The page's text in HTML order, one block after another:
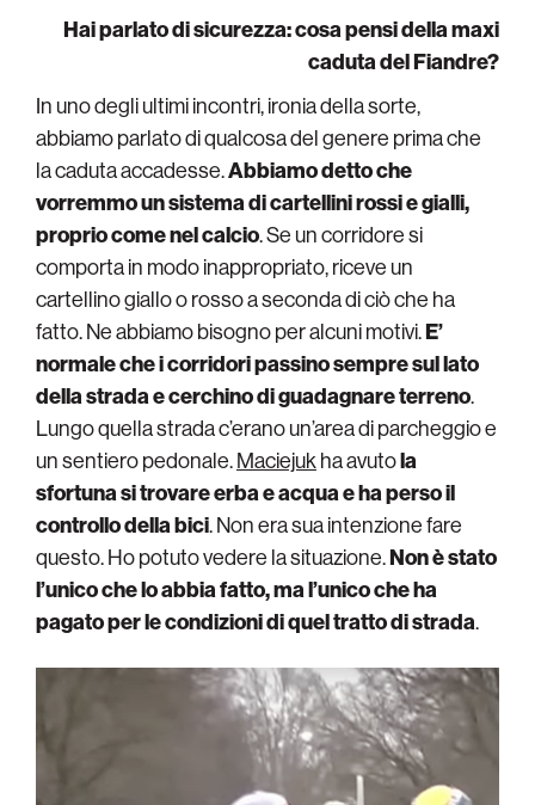
Hai parlato di sicurezza: cosa pensi della maxi
caduta del Fiandre?
In uno degli ultimi incontri, ironia della sorte,
abbiamo parlato di qualcosa del genere prima che
la caduta accadesse.Abbiamo detto che
vorremmo un sistema di cartellini rossi e gialli,
proprio come nel calcio. Se un corridore si
comporta in modo inappropriato, riceve un
cartellino giallo o rosso a seconda di ciò che ha
fatto. Ne abbiamo bisogno per alcuni motivi.E’
normale che i corridori passino sempre sul lato
della strada e cerchino di guadagnare terreno.
Lungo quella strada c’erano un’area di parcheggio e
un sentiero pedonale.Maciejukha avutola
sfortuna si trovare erba e acqua e ha perso il
controllo della bici. Non era sua intenzione fare
questo. Ho potuto vedere la situazione.Non è stato
l’unico che lo abbia fatto, ma l’unico che ha
pagato per le condizioni di quel tratto di strada.